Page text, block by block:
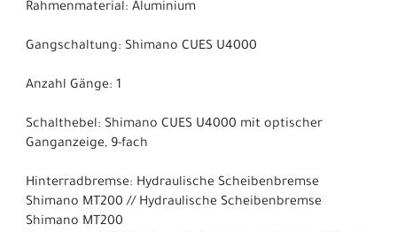
Rahmenmaterial: Aluminium
Gangschaltung: Shimano CUES U4000
Anzahl Gänge: 1
Schalthebel: Shimano CUES U4000 mit optischer
Ganganzeige, 9-fach
Hinterradbremse: Hydraulische Scheibenbremse
Shimano MT200 // Hydraulische Scheibenbremse
Shimano MT200